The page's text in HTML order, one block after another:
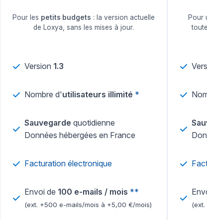
Pour les petits budgets : la version actuelle
de Loxya, sans les mises à jour.
Version 1.3
Nombre d'utilisateurs illimité *
Sauvegarde quotidienne
Données hébergées en France
Facturation électronique
Envoi de 100 e-mails / mois **
(ext. +500 e-mails/mois à +5,00 €/mois)
Pour